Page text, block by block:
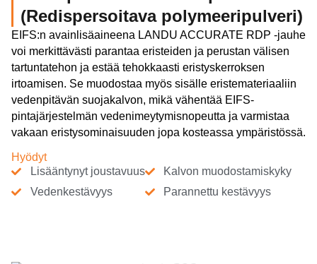
(Redispersoitava polymeeripulveri)
EIFS:n avainlisäaineena LANDU ACCURATE RDP -jauhe
voi merkittävästi parantaa eristeiden ja perustan välisen
tartuntatehon ja estää tehokkaasti eristyskerroksen
irtoamisen. Se muodostaa myös sisälle eristemateriaaliin
vedenpitävän suojakalvon, mikä vähentää EIFS-
pintajärjestelmän vedenimeytymisnopeutta ja varmistaa
vakaan eristysominaisuuden jopa kosteassa ympäristössä.
Hyödyt
Lisääntynyt joustavuus
Vedenkestävyys
Kalvon muodostamiskyky
Parannettu kestävyys